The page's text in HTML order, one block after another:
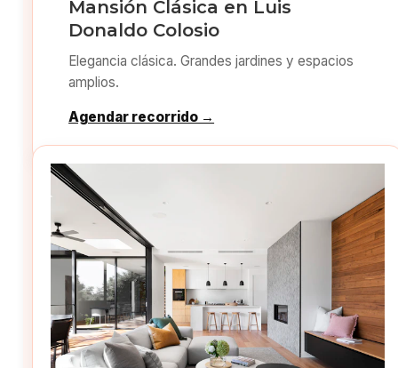
Mansión Clásica en Luis
Donaldo Colosio
Elegancia clásica. Grandes jardines y espacios
amplios.
Agendar recorrido →